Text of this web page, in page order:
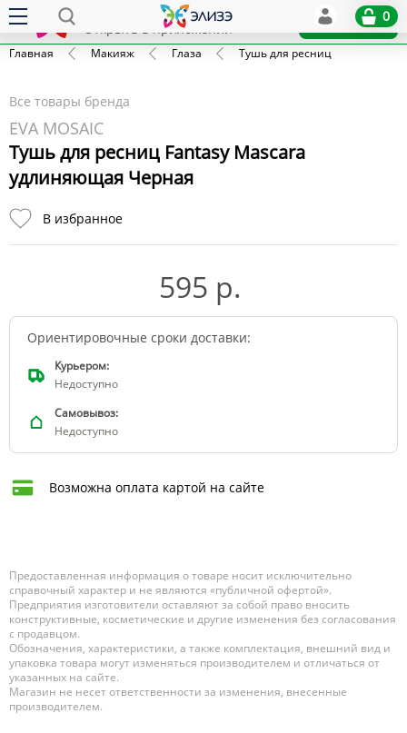
x
Открыть в приложении
Установить
0
Главная Макияж Глаза Тушь для ресниц
Все товары бренда
EVA MOSAIC
Тушь для ресниц Fantasy Mascara
удлиняющая Черная
В избранное
595 р.
Ориентировочные сроки доставки:
Курьером:
Недоступно
Самовывоз:
Недоступно
Возможна оплата картой на сайте
Предоставленная информация о товаре носит исключительно
справочный характер и не являются «публичной офертой».
Предприятия изготовители оставляют за собой право вносить
конструктивные, косметические и другие изменения без согласования
с продавцом.
Обозначения, характеристики, а также комплектация, внешний вид и
упаковка товара могут изменяться производителем и отличаться от
указанных на сайте.
Магазин не несет ответственности за изменения, внесенные
производителем.